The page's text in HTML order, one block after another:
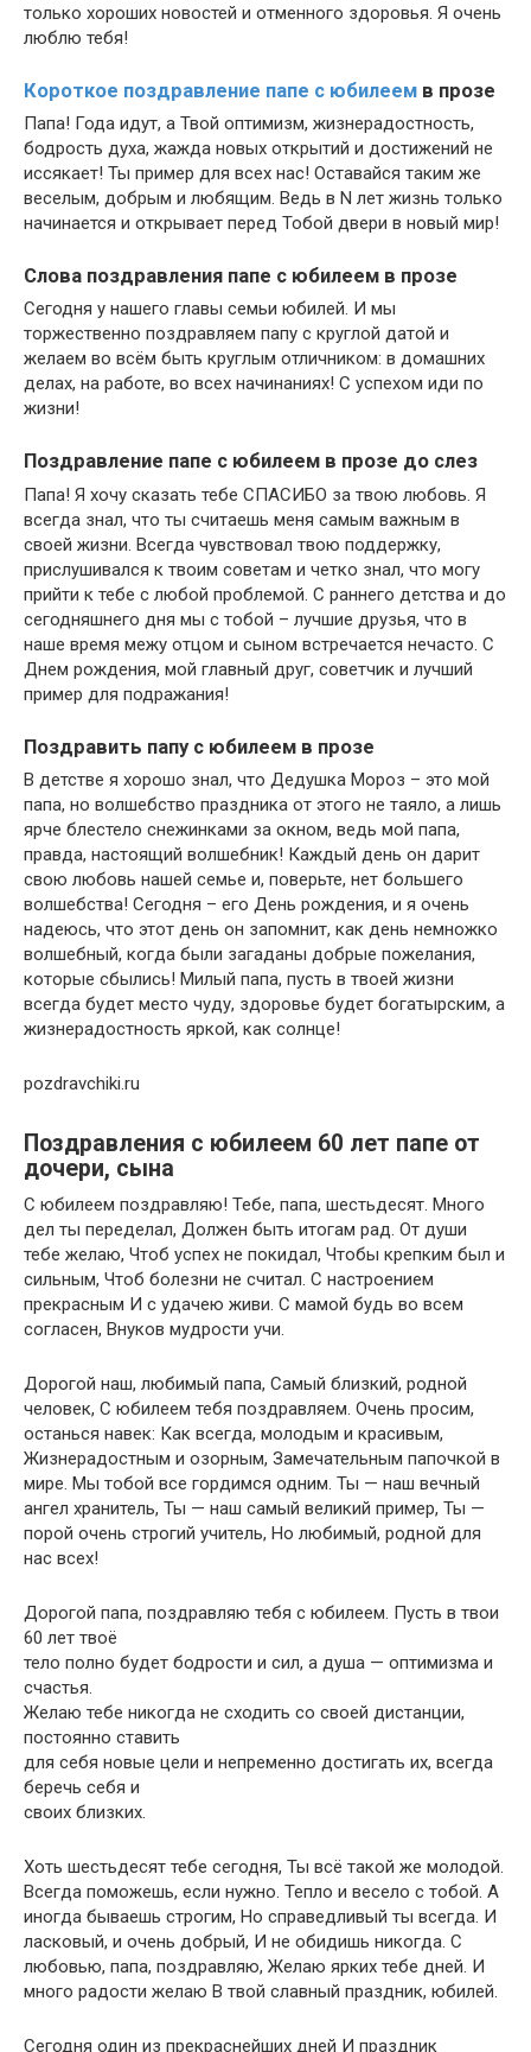
только хороших новостей и отменного здоровья. Я очень
люблю тебя!
Короткое поздравление папе с юбилеем в прозе
Папа! Года идут, а Твой оптимизм, жизнерадостность,
бодрость духа, жажда новых открытий и достижений не
иссякает! Ты пример для всех нас! Оставайся таким же
веселым, добрым и любящим. Ведь в N лет жизнь только
начинается и открывает перед Тобой двери в новый мир!
Слова поздравления папе с юбилеем в прозе
Сегодня у нашего главы семьи юбилей. И мы
торжественно поздравляем папу с круглой датой и
желаем во всём быть круглым отличником: в домашних
делах, на работе, во всех начинаниях! С успехом иди по
жизни!
Поздравление папе с юбилеем в прозе до слез
Папа! Я хочу сказать тебе СПАСИБО за твою любовь. Я
всегда знал, что ты считаешь меня самым важным в
своей жизни. Всегда чувствовал твою поддержку,
прислушивался к твоим советам и четко знал, что могу
прийти к тебе с любой проблемой. С раннего детства и до
сегодняшнего дня мы с тобой – лучшие друзья, что в
наше время межу отцом и сыном встречается нечасто. С
Днем рождения, мой главный друг, советчик и лучший
пример для подражания!
Поздравить папу с юбилеем в прозе
В детстве я хорошо знал, что Дедушка Мороз – это мой
папа, но волшебство праздника от этого не таяло, а лишь
ярче блестело снежинками за окном, ведь мой папа,
правда, настоящий волшебник! Каждый день он дарит
свою любовь нашей семье и, поверьте, нет большего
волшебства! Сегодня – его День рождения, и я очень
надеюсь, что этот день он запомнит, как день немножко
волшебный, когда были загаданы добрые пожелания,
которые сбылись! Милый папа, пусть в твоей жизни
всегда будет место чуду, здоровье будет богатырским, а
жизнерадостность яркой, как солнце!
pozdravchiki.ru
Поздравления с юбилеем 60 лет папе от
дочери, сына
С юбилеем поздравляю! Тебе, папа, шестьдесят. Много
дел ты переделал, Должен быть итогам рад. От души
тебе желаю, Чтоб успех не покидал, Чтобы крепким был и
сильным, Чтоб болезни не считал. С настроением
прекрасным И с удачею живи. С мамой будь во всем
согласен, Внуков мудрости учи.
Дорогой наш, любимый папа, Самый близкий, родной
человек, С юбилеем тебя поздравляем. Очень просим,
останься навек: Как всегда, молодым и красивым,
Жизнерадостным и озорным, Замечательным папочкой в
мире. Мы тобой все гордимся одним. Ты — наш вечный
ангел хранитель, Ты — наш самый великий пример, Ты —
порой очень строгий учитель, Но любимый, родной для
нас всех!
Дорогой папа, поздравляю тебя с юбилеем. Пусть в твои
60 лет твоё
тело полно будет бодрости и сил, а душа — оптимизма и
счастья.
Желаю тебе никогда не сходить со своей дистанции,
постоянно ставить
для себя новые цели и непременно достигать их, всегда
беречь себя и
своих близких.
Хоть шестьдесят тебе сегодня, Ты всё такой же молодой.
Всегда поможешь, если нужно. Тепло и весело с тобой. А
иногда бываешь строгим, Но справедливый ты всегда. И
ласковый, и очень добрый, И не обидишь никогда. С
любовью, папа, поздравляю, Желаю ярких тебе дней. И
много радости желаю В твой славный праздник, юбилей.
Сегодня один из прекраснейших дней И праздник